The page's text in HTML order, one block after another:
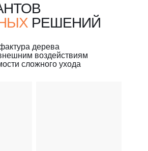
дерева
воздействиям
сложного ухода
РЕШЕНИЙ